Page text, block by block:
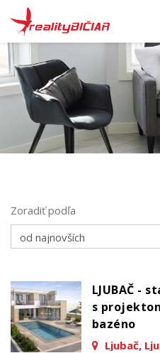
Zoradiť podľa
LJUBAČ -
s
bazéno
Ljubač,